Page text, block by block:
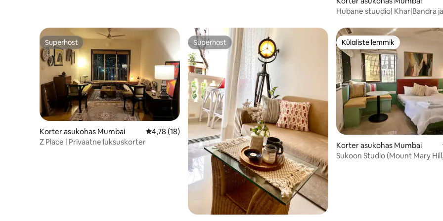
Hubane stuudio| Khar|Bandra
Superhost
Superhost
Korter asukohas Mumbai Keskmine hinnang 4,78/5, 18 hinnangut
4,78 (18)
Z Place | Privaatne luksuskorter
Superhost
Superhost Külaliste lemmik
Külaliste lemmik
Korter asukohas Mumbai
Sukoon Studio (Mount Mary